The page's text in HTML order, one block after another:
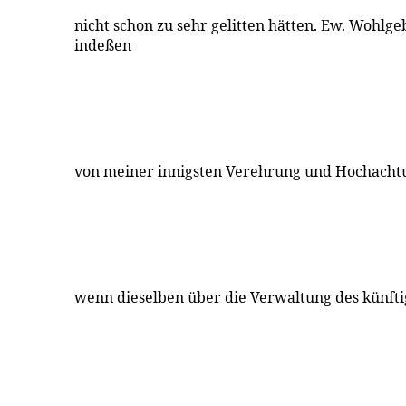
nicht schon zu sehr gelitten hätten. Ew.
indeßen
von meiner innigsten Verehrung und
wenn dieselben über die Verwaltung des